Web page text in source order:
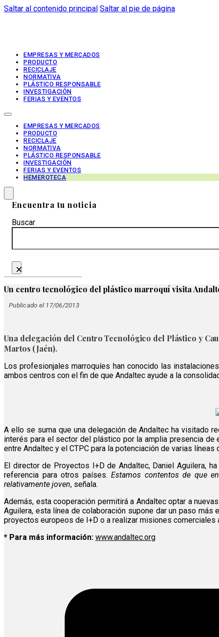
Saltar al contenido principal Saltar al pie de página
EMPRESAS Y MERCADOS
PRODUCTO
RECICLAJE
NORMATIVA
PLÁSTICO RESPONSABLE
INVESTIGACIÓN
FERIAS Y EVENTOS
EMPRESAS Y MERCADOS
PRODUCTO
RECICLAJE
NORMATIVA
PLÁSTICO RESPONSABLE
INVESTIGACIÓN
FERIAS Y EVENTOS
HEMEROTECA
Encuentra tu noticia
Buscar
×
Un centro tecnológico del plástico marroquí visita
Publicado el 17/06/2013
Una delegación del Centro Tecnológico del Plástico y
Martos (Jaén).
Los profesionjales marroquíes han conocido las
ambos centros con el fin de que Andaltec ayude a la
A ello se suma que una delegación de Andaltec ha visitado
interés para el sector del plástico por la amplia presencia
entre Andaltec y el CTPC para la potenciación de varias líneas
El director de Proyectos I+D de Andaltec, Daniel Aguilera,
referencia para otros países. Estamos contentos de que
relativamente joven, señala.
Además, esta cooperación permitirá a Andaltec optar a
Aguilera, esta línea de colaboración supone dar un paso
proyectos europeos de I+D o a realizar misiones comerciales
* Para más información: www.andaltec.org